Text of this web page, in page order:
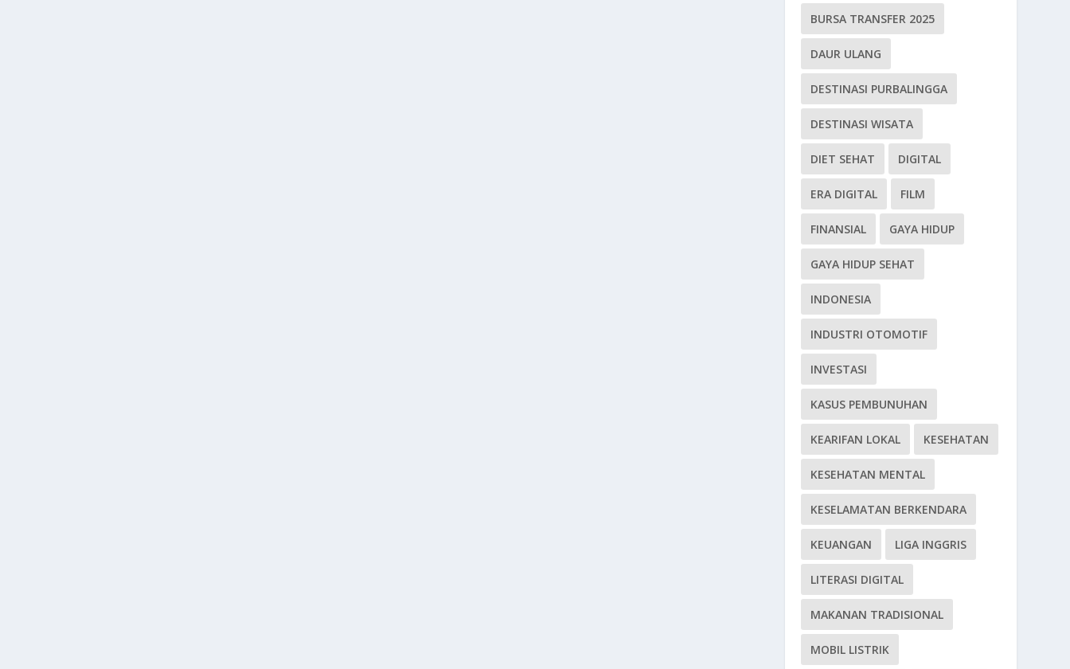
BURSA TRANSFER 2025
DAUR ULANG
DESTINASI PURBALINGGA
DESTINASI WISATA
DIET SEHAT DIGITAL
ERA DIGITAL FILM
FINANSIAL GAYA HIDUP
GAYA HIDUP SEHAT
INDONESIA
INDUSTRI OTOMOTIF
INVESTASI
KASUS PEMBUNUHAN
KEARIFAN LOKAL KESEHATAN
KESEHATAN MENTAL
KESELAMATAN BERKENDARA
KEUANGAN LIGA INGGRIS
LITERASI DIGITAL
MAKANAN TRADISIONAL
MOBIL LISTRIK